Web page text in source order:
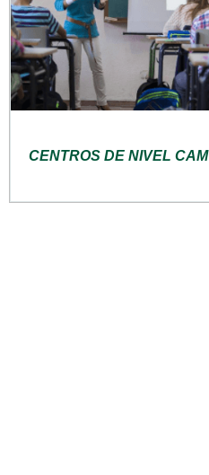
CENTROS DE NIVEL CAM